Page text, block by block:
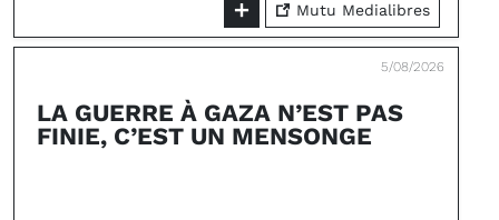
Mutu Medialibres
5/08/2026
LA GUERRE À GAZA N’EST PAS
FINIE, C’EST UN MENSONGE